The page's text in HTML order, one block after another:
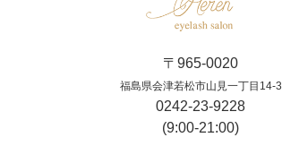
〒965-0020
福島県会津若松市山見一丁目14-3
0242-23-9228
(9:00-21:00)